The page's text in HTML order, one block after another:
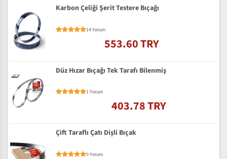
Karbon Çeliği Şerit Testere Bıçağı
14 Yorum
553.60 TRY
Düz Hızar Bıçağı Tek Tarafı Bilenmiş
1 Yorum
403.78 TRY
Çift Taraflı Çatı Dişli Bıçak
0 Yorum